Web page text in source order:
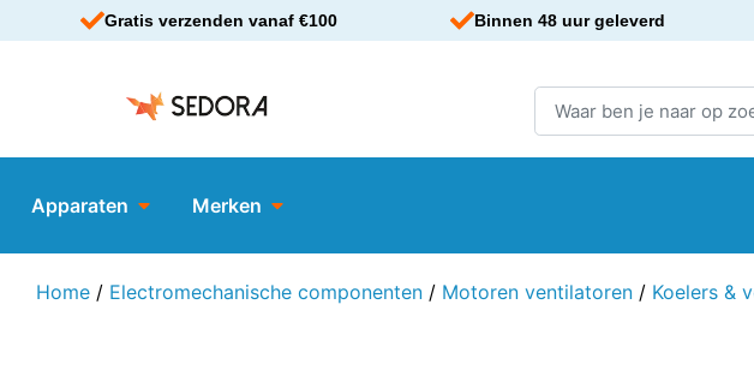
Gratis verzenden vanaf €100 Binnen 48 uur geleverd
Apparaten Merken
Home / Electromechanische componenten / Motoren ventilatoren / Koelers &